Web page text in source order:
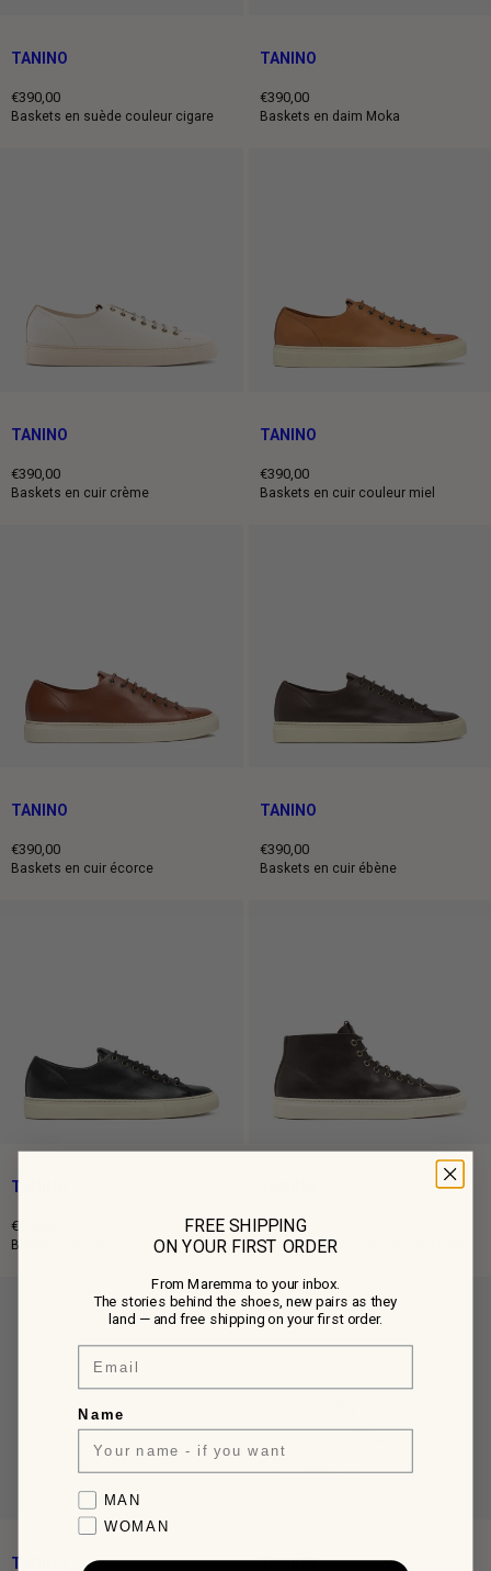
TANINO
€390,00
Prix
Baskets en suède couleur cigare
TANINO
€390,00
Prix
Baskets en daim Moka
TANINO
€390,00
Prix
Baskets en cuir crème
TANINO
€390,00
Prix
Baskets en cuir couleur miel
TANINO
€390,00
Prix
Baskets en cuir écorce
TANINO
€390,00
Prix
Baskets en cuir ébène
TANINO
€390,00
Prix
Baskets en cuir noir
€420,00
Prix
Baskets montantes en cuir ébène
TANINO TANINO
FREE SHIPPING
ON YOUR FIRST ORDER
From Maremma to your inbox.
The stories behind the shoes, new pairs as they
land — and free shipping on your first order.
Email
Name
Favorite collection
MAN
WOMAN